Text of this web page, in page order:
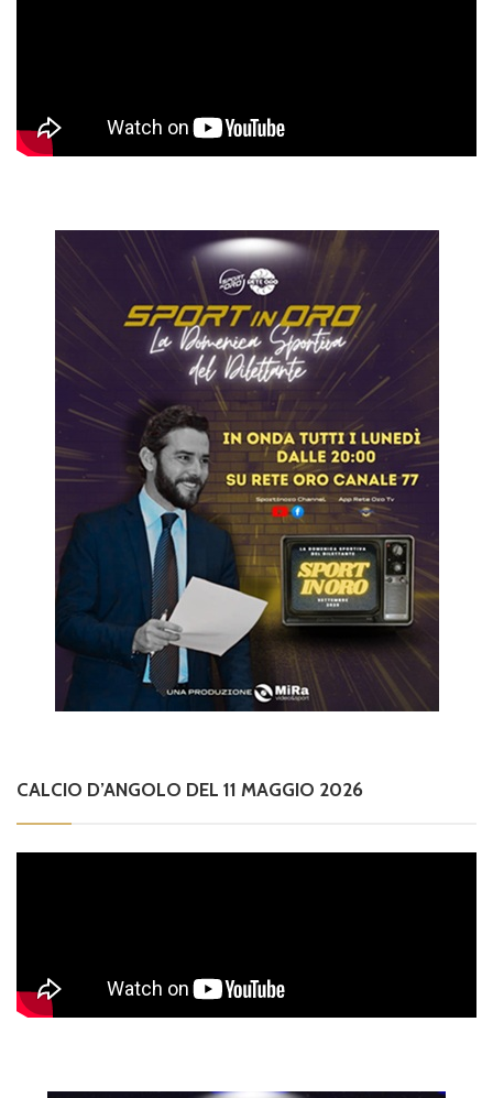
CALCIO D’ANGOLO DEL 11 MAGGIO 2026